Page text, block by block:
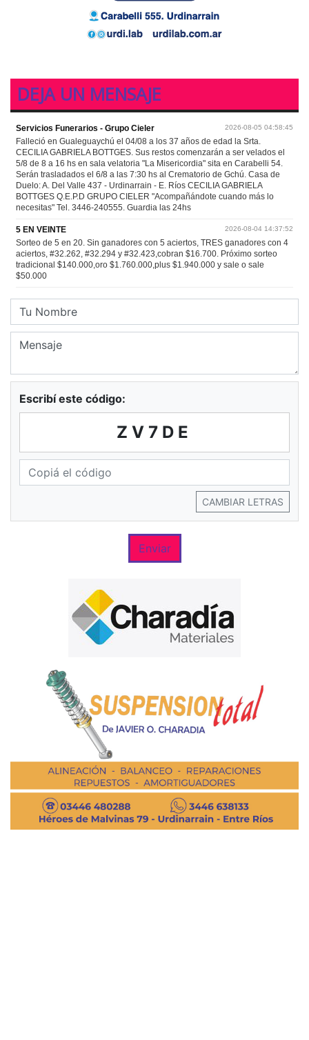
DEJA UN MENSAJE
Escribí este código:
ZV7DE
CAMBIAR LETRAS